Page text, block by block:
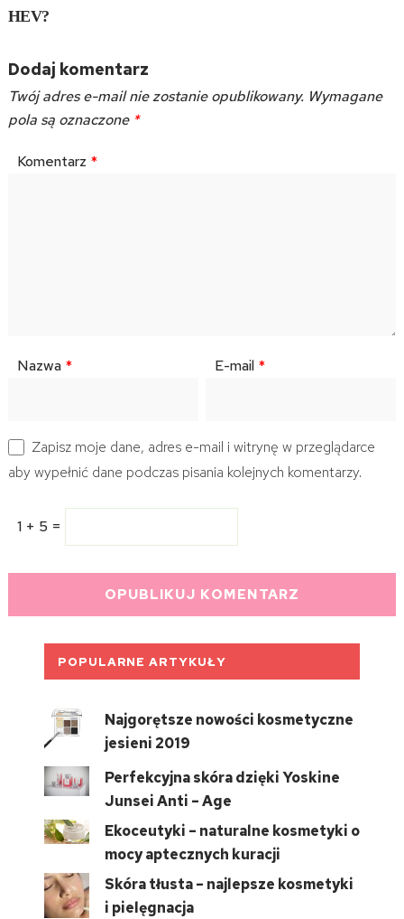
HEV?
Dodaj komentarz
Twój adres e-mail nie zostanie opublikowany. Wymagane
pola są oznaczone *
Komentarz *
Nazwa * E-mail *
Zapisz moje dane, adres e-mail i witrynę w przeglądarce
aby wypełnić dane podczas pisania kolejnych komentarzy.
1 + 5 =
POPULARNE ARTYKUŁY
Najgorętsze nowości kosmetyczne
jesieni 2019
Perfekcyjna skóra dzięki Yoskine
Junsei Anti – Age
Ekoceutyki – naturalne kosmetyki o
mocy aptecznych kuracji
Skóra tłusta – najlepsze kosmetyki
i pielęgnacja